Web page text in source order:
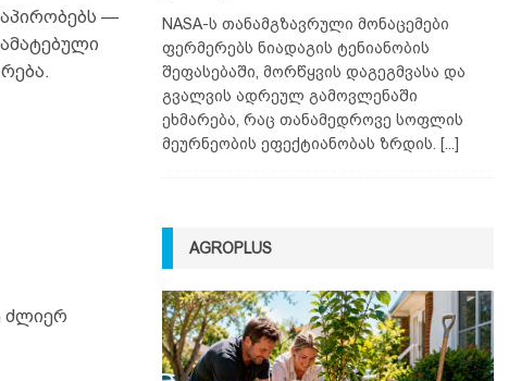
—
ძლიერ
NASA-ს თანამგზავრული მონაცემები
ფერმერებს ნიადაგის ტენიანობის
შეფასებაში, მორწყვის დაგეგმვასა და
გვალვის ადრეულ გამოვლენაში
ეხმარება, რაც თანამედროვე სოფლის
მეურნეობის ეფექტიანობას ზრდის.
[...]
AGROPLUS